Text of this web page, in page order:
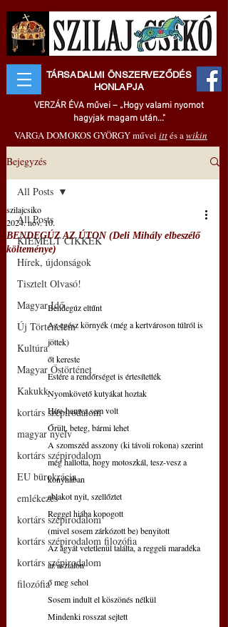
TÁRSADALMI ÖNSZERVEZŐDÉS
HONLAPJA
VERZÁR ÉVA művei – „Hogy valami nyomot
hagyjak magam után..."
VARGA DOMOKOS GYÖRGY művei ittés awikin
Bejegyzés
All Posts
KIEMELT CIKKEK
Hírek, újdonságok
Tisztelt Olvasó!
Magyar Idő
Új Történelem
Kultúra
Magyar Őstörténet
Kakukk
kortárs szépirodalom
magyar nyelv
kortárs szépirodalom
EU bürokrácia
emlékezés
kortárs szépirodalom
kortárs szépirodalom filozófia
kortárs szépirodalom
filozófia
All Posts
BENDEGÚZ AZ ÚTON (Deli Mihály elbeszélő
költeménye)
szilajcsiko
2024. nov. 10.
Bendegúz eltűnt
Az egész környék (még a kertvároson túlról is
jöttek)
őt kereste
Estére a rendőrséget is értesítették
Nyomkövető kutyákat hoztak
Híre-hamva sem volt
Őrült, beteg, bármi lehet
A szomszéd asszony (ki távoli rokona) szerint
még hallotta, hogy motoszkál, tesz-vesz a
konyhában
ablakot nyit, szellőztet
Reggel hiába kopogott
(mivel sosem zárkózott be) benyitott
Az ágyát vetetlenül találta, a reggeli maradéka
az asztalon
ő meg sehol
Sosem indult el köszönés nélkül
Mindenki rosszat sejtett